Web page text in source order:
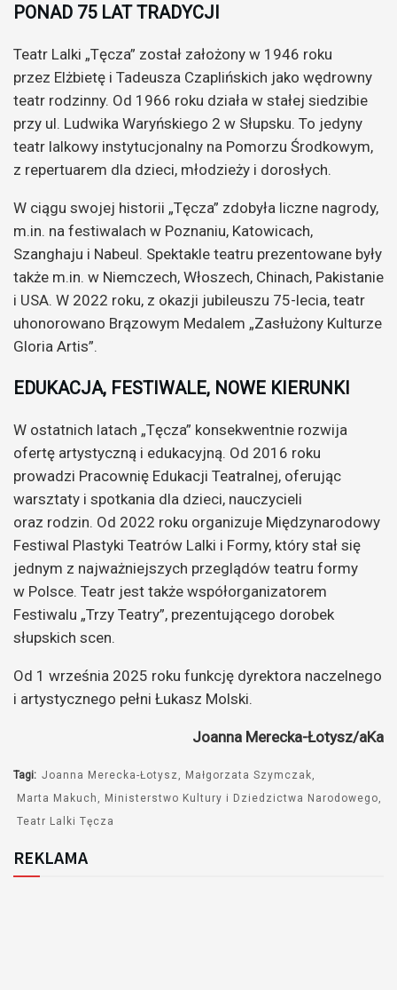
PONAD 75 LAT TRADYCJI
Teatr Lalki „Tęcza” został założony w 1946 roku
przez Elżbietę i Tadeusza Czaplińskich jako wędrowny
teatr rodzinny. Od 1966 roku działa w stałej siedzibie
przy ul. Ludwika Waryńskiego 2 w Słupsku. To jedyny
teatr lalkowy instytucjonalny na Pomorzu Środkowym,
z repertuarem dla dzieci, młodzieży i dorosłych.
W ciągu swojej historii „Tęcza” zdobyła liczne nagrody,
m.in. na festiwalach w Poznaniu, Katowicach,
Szanghaju i Nabeul. Spektakle teatru prezentowane były
także m.in. w Niemczech, Włoszech, Chinach, Pakistanie
i USA. W 2022 roku, z okazji jubileuszu 75-lecia, teatr
uhonorowano Brązowym Medalem „Zasłużony Kulturze
Gloria Artis”.
EDUKACJA, FESTIWALE, NOWE KIERUNKI
W ostatnich latach „Tęcza” konsekwentnie rozwija
ofertę artystyczną i edukacyjną. Od 2016 roku
prowadzi Pracownię Edukacji Teatralnej, oferując
warsztaty i spotkania dla dzieci, nauczycieli
oraz rodzin. Od 2022 roku organizuje Międzynarodowy
Festiwal Plastyki Teatrów Lalki i Formy, który stał się
jednym z najważniejszych przeglądów teatru formy
w Polsce. Teatr jest także współorganizatorem
Festiwalu „Trzy Teatry”, prezentującego dorobek
słupskich scen.
Od 1 września 2025 roku funkcję dyrektora naczelnego
i artystycznego pełni Łukasz Molski.
Joanna Merecka-Łotysz/aKa
Tagi: Joanna Merecka-Łotysz
Małgorzata Szymczak
Marta Makuch
Ministerstwo Kultury i Dziedzictwa Narodowego
Teatr Lalki Tęcza
REKLAMA